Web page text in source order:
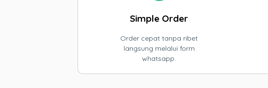
Simple Order
Order cepat tanpa ribet
langsung melalui form
whatsapp.